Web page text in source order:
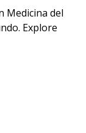
Medicina del
Explore